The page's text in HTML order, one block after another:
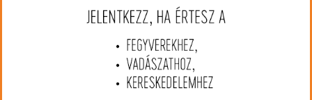
lőszerekkel, mint a .22LR, valamint a .380 ACP, vagy 9mm Short
(Kurz) lőszerekkel való használatra terveztek. A PPK/S verzió egy
kicsit hosszabb csövet és markánsabb markolatot kínál a
klasszikus PPK-hoz képest, ami a kisebb kaliberű lőszerek
stabilitását és irányíthatóságát javítja. A pisztoly a Walther
jellegzetes, minőségi gyártási eljárásaival és anyagokkal készül.